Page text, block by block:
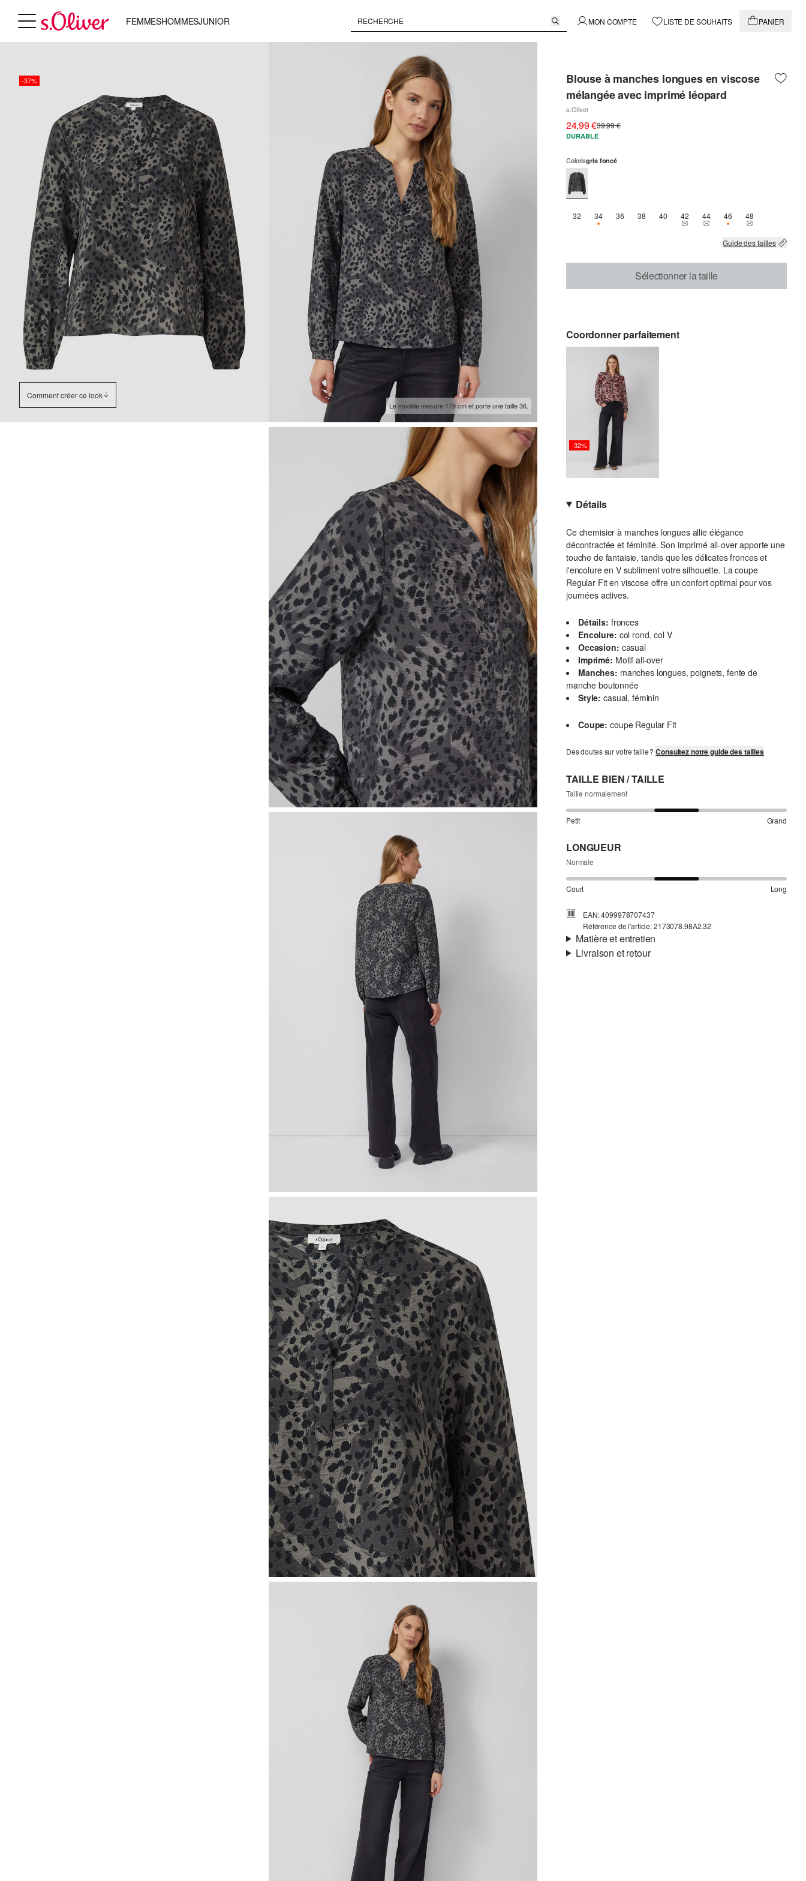
FEMMESHOMMESJUNIOR MON COMPTE LISTE DE SOUHAITS PANIER
-37%
Comment créer ce look
Le modèle mesure 179 cm et porte une taille 36.
Blouse à manches longues en viscose
mélangée avec imprimé léopard
s.Oliver
24,99 €39,99 €
DURABLE
Colorisgris foncé
32 34SEULEMENT 2 EN STOCK
36 38 40 42THIS SIZE IS CURRENTLY OUT OF
44THIS SIZE IS CURRENTLY
46SEULEMENT 1 EN
48THIS SIZE IS
Guide des tailles
Sélectionner la taille
Coordonner parfaitement
-32%
Détails
Ce chemisier à manches longues allie élégance
décontractée et féminité. Son imprimé all-over apporte une
touche de fantaisie, tandis que les délicates fronces et
l'encolure en V subliment votre silhouette. La coupe
Regular Fit en viscose offre un confort optimal pour vos
journées actives.
Détails: fronces
Encolure: col rond, col V
Occasion: casual
Imprimé: Motif all-over
Manches: manches longues, poignets, fente de
manche boutonnée
Style: casual, féminin
Coupe: coupe Regular Fit
Des doutes sur votre taille ?Consultez notre guide des tailles
TAILLE BIEN / TAILLE
Taille normalement
Petit Grand
LONGUEUR
Normale
Court Long
EAN: 4099978707437
Référence de l'article: 2173078.98A2.32
Matière et entretien
Livraison et retour